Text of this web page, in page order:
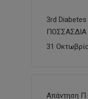
3rd
ΠΟΣΣΑΣΔΙΑ
31
Απάντηση